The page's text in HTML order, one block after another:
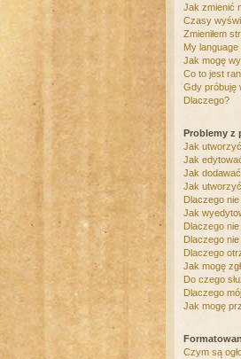
Jak zmienić
Czasy
Zmieniłem
My language
Jak mogę
Co to jest
Gdy próbuję
Dlaczego?
Problemy z
Jak
Jak
Jak
Jak
Dlaczego
Jak
Dlaczego
Dlaczego
Dlaczego
Jak mogę
Do czego
Dlaczego
Jak mogę
Czym są